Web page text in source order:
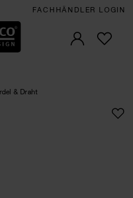
FACHHÄNDLER LOGIN
& Draht